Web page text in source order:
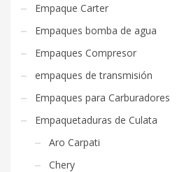
Empaque Carter
Empaques bomba de agua
Empaques Compresor
empaques de transmisión
Empaques para Carburadores
Empaquetaduras de Culata
Aro Carpati
Chery